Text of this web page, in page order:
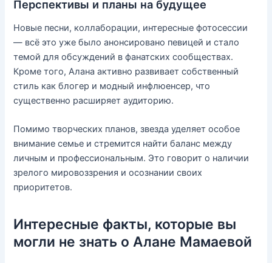
Перспективы и планы на будущее
Новые песни, коллаборации, интересные фотосессии
— всё это уже было анонсировано певицей и стало
темой для обсуждений в фанатских сообществах.
Кроме того, Алана активно развивает собственный
стиль как блогер и модный инфлюенсер, что
существенно расширяет аудиторию.
Помимо творческих планов, звезда уделяет особое
внимание семье и стремится найти баланс между
личным и профессиональным. Это говорит о наличии
зрелого мировоззрения и осознании своих
приоритетов.
Интересные факты, которые вы
могли не знать о Алане Мамаевой